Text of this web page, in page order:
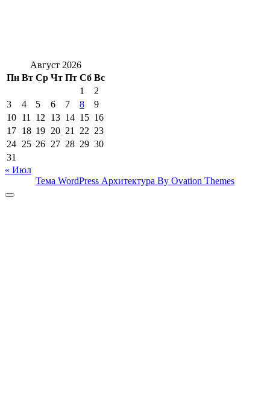
Август 2026
Пн Вт Ср Чт Пт Сб Вс
1
2
3
4 5 6 7 8
9
10 11 12 13 14 15 16
17 18 19 20 21 22 23
24 25 26 27 28 29 30
31
« Июл
Тема WordPress Архитектура By Ovation Themes